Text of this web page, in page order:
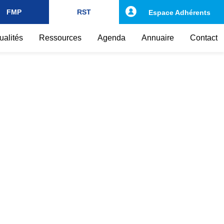
FMP RST
Ressources Agenda Annuaire Contact
Espace Adhérents